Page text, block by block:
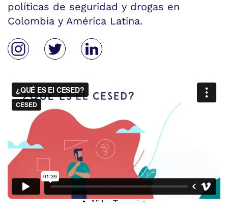
políticas de seguridad y drogas en
Colombia y América Latina.